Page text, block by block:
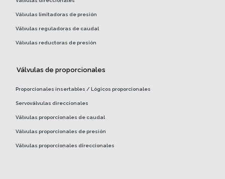
Válvulas limitadoras de presión
Válvulas reguladoras de caudal
Válvulas reductoras de presión
Válvulas de proporcionales
Proporcionales insertables / Lógicos proporcionales
Servoválvulas direccionales
Válvulas proporcionales de caudal
Válvulas proporcionales de presión
Válvulas proporcionales direccionales